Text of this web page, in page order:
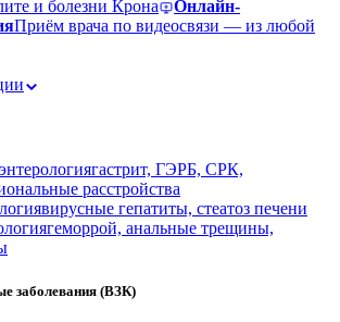
и болезни Крона
Онлайн-
Приём врача по видеосвязи — из любой
гастрит, ГЭРБ, СРК,
расстройства
вирусные гепатиты, стеатоз печени
геморрой, анальные трещины,
заболевания (ВЗК)